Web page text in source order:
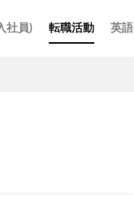
社員) 転職活動 英語